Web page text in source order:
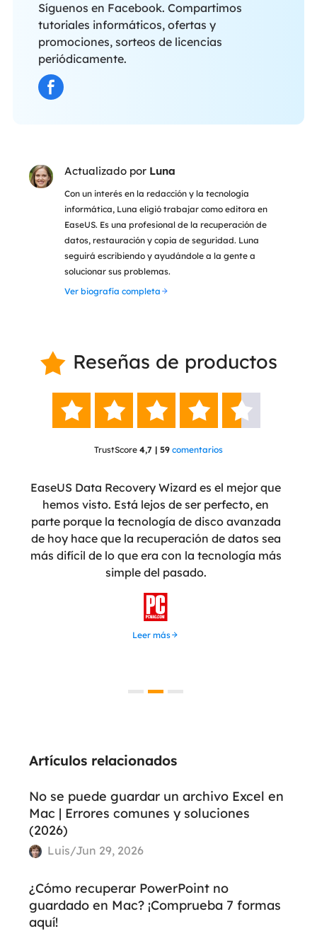
Síguenos en Facebook. Compartimos
tutoriales informáticos, ofertas y
promociones, sorteos de licencias
periódicamente.
Actualizado por Luna
Con un interés en la redacción y la tecnología
informática, Luna eligió trabajar como editora en
EaseUS. Es una profesional de la recuperación de
datos, restauración y copia de seguridad. Luna
seguirá escribiendo y ayudándole a la gente a
solucionar sus problemas.
Ver biografía completa
 Reseñas de productos
    
TrustScore 4,7 | 59 comentarios
EaseUS Data Recovery Wizard es el mejor que
hemos visto. Está lejos de ser perfecto, en
parte porque la tecnología de disco avanzada
de hoy hace que la recuperación de datos sea
más difícil de lo que era con la tecnología más
simple del pasado.

Leer más
Artículos relacionados
No se puede guardar un archivo Excel en
Mac | Errores comunes y soluciones
(2026)
Luis/Jun 29, 2026
¿Cómo recuperar PowerPoint no
guardado en Mac? ¡Comprueba 7 formas
aquí!